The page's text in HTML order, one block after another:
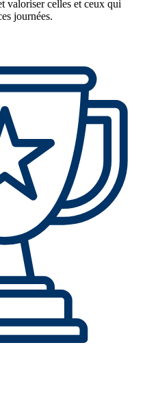
valoriser celles et ceux qui
journées.